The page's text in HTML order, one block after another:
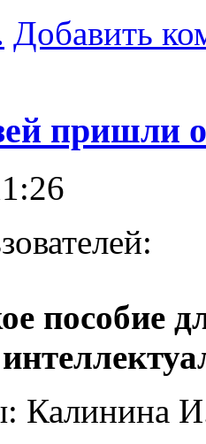
Добавить
пришли
пособие
Калинина